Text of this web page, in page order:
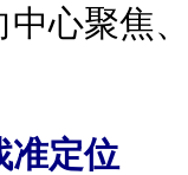
中心聚焦
定位